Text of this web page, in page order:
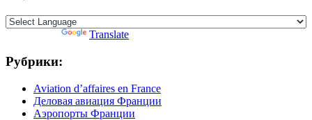
Translate
Рубрики:
Aviation d’affaires en France
Деловая авиация Франции
Аэропорты Франции